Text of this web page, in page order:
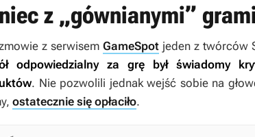
z „gównianymi”
z serwisem GameSpot jeden z twórców
odpowiedzialny za grę był świadomy
. Nie pozwolili jednak wejść sobie na
ostatecznie się opłaciło.